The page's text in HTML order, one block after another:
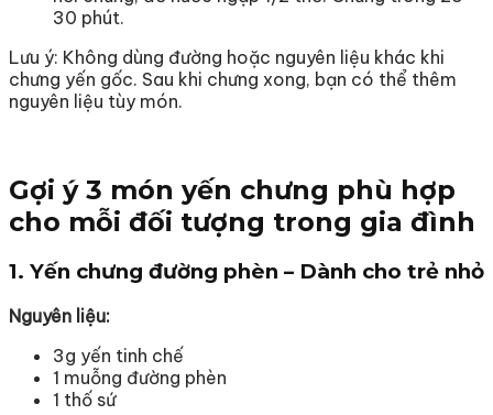
30 phút.
Lưu ý: Không dùng đường hoặc nguyên liệu khác khi
chưng yến gốc. Sau khi chưng xong, bạn có thể thêm
nguyên liệu tùy món.
Gợi ý 3 món yến chưng phù hợp
cho mỗi đối tượng trong gia đình
1. Yến chưng đường phèn – Dành cho trẻ nhỏ
Nguyên liệu:
3g yến tinh chế
1 muỗng đường phèn
1 thố sứ